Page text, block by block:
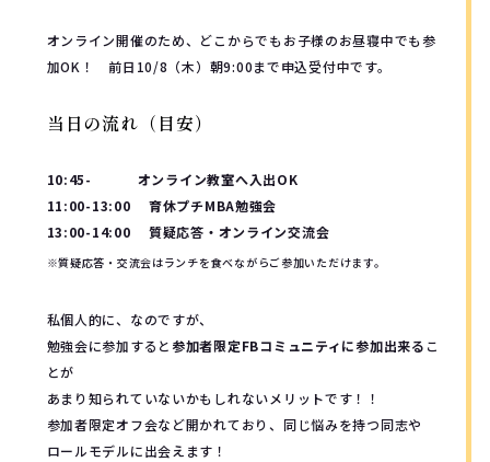
オンライン開催のため、どこからでもお子様のお昼寝中でも参
加OK！ 前日10/8（木）朝9:00まで申込受付中です。
当日の流れ（目安）
10:45- オンライン教室へ入出OK
11:00-13:00 育休プチMBA勉強会
13:00-14:00 質疑応答・オンライン交流会
※質疑応答・交流会はランチを食べながらご参加いただけます。
私個人的に、なのですが、
勉強会に参加すると参加者限定FBコミュニティに参加出来る こ
とが
あまり知られていないかもしれないメリットです！！
参加者限定オフ会など開かれており、同じ悩みを持つ同志や
ロールモデルに出会えます！